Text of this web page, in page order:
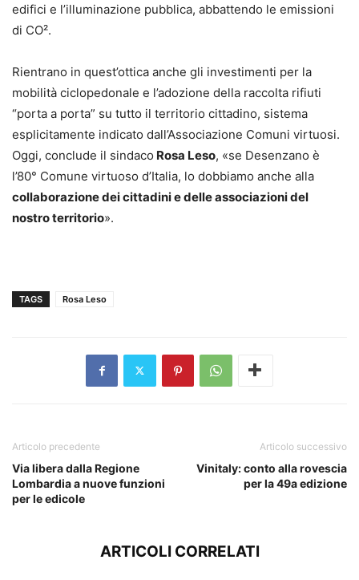
edifici e l’illuminazione pubblica, abbattendo le emissioni
di CO².
Rientrano in quest’ottica anche gli investimenti per la
mobilità ciclopedonale e l’adozione della raccolta rifiuti
“porta a porta” su tutto il territorio cittadino, sistema
esplicitamente indicato dall’Associazione Comuni virtuosi.
Oggi, conclude il sindaco Rosa Leso, «se Desenzano è
l’80° Comune virtuoso d’Italia, lo dobbiamo anche alla
collaborazione dei cittadini e delle associazioni del
nostro territorio».
TAGS Rosa Leso
Articolo precedente
Via libera dalla Regione
Lombardia a nuove funzioni
per le edicole
Articolo successivo
Vinitaly: conto alla rovescia
per la 49a edizione
ARTICOLI CORRELATI